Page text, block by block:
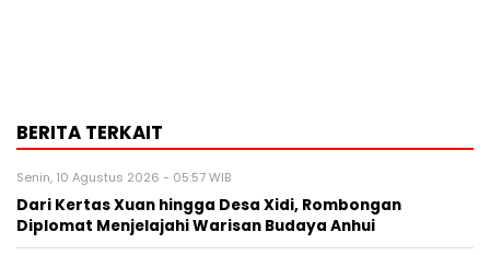
BERITA TERKAIT
Senin, 10 Agustus 2026 - 05:57 WIB
Dari Kertas Xuan hingga Desa Xidi, Rombongan
Diplomat Menjelajahi Warisan Budaya Anhui